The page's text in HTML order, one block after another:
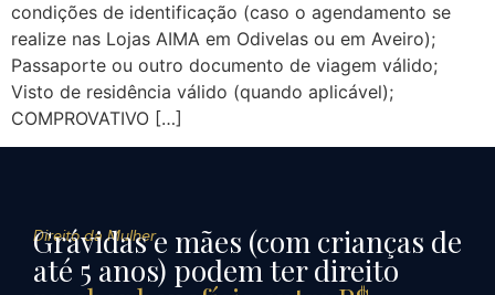
condições de identificação (caso o agendamento se
realize nas Lojas AIMA em Odivelas ou em Aveiro);
Passaporte ou outro documento de viagem válido;
Visto de residência válido (quando aplicável);
COMPROVATIVO […]
Direito da Mulher
Grávidas e mães (com crianças de
até 5 anos) podem ter direito